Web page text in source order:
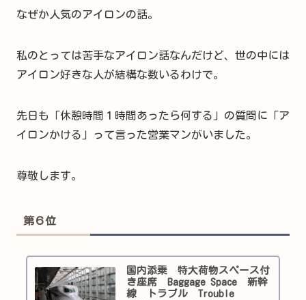
なぜか人気のアイロンの話。
私のとっては苦手なアイロン話なんだけど、世の中には
アイロン好きな人が結構な数いるわけで。
先日も「休憩時間１時間あったら何する」の質問に「ア
イロンかける」って言った営業マンがいました。
尊敬します。
第６位
国内添乗 特大荷物スペース付
き座席 Baggage Space 新幹
線 トラブル Trouble